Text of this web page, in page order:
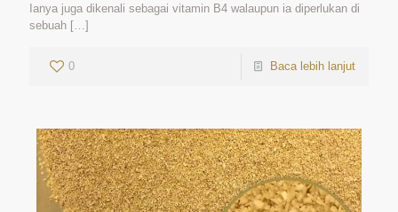
Ianya juga dikenali sebagai vitamin B4 walaupun ia diperlukan di
sebuah […]
0 Baca lebih lanjut